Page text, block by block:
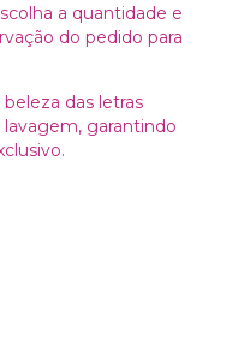
a quantidade e
do pedido para
das letras
lavagem, garantindo